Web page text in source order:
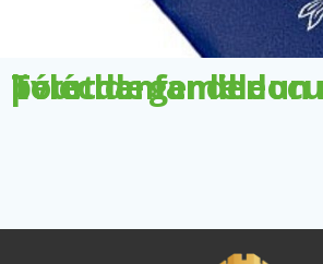
Télécharger le document pour demander un nouveau livret de famille